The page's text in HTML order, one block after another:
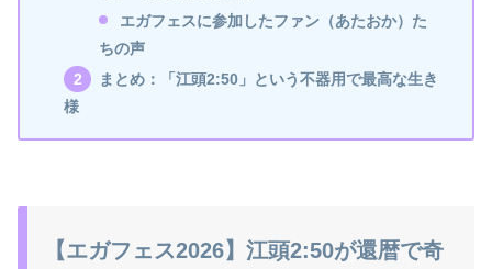
エガフェスに参加したファン（あたおか）た
ちの声
まとめ：「江頭2:50」という不器用で最高な生き
様
【エガフェス2026】江頭2:50が還暦で奇